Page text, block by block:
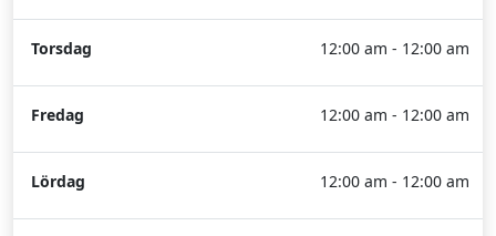
Torsdag 12:00 am - 12:00 am
Fredag 12:00 am - 12:00 am
Lördag 12:00 am - 12:00 am